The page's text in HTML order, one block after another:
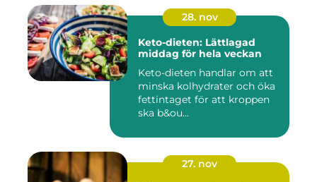
28. nov
Keto-dieten: Lättlagad
middag för hela veckan
Keto-dieten handlar om att
minska kolhydrater och öka
fettintaget för att kroppen
ska b&ou...
27. nov